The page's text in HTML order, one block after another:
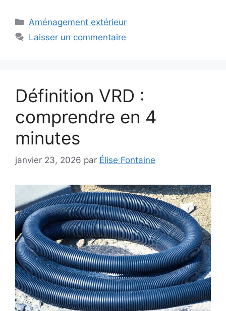
Catégories
Aménagement extérieur
Laisser un commentaire
Définition VRD :
comprendre en 4
minutes
janvier 23, 2026 par Élise Fontaine